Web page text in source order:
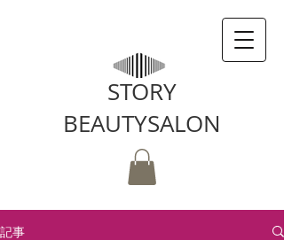
STORY
BEAUTYSALON
記事